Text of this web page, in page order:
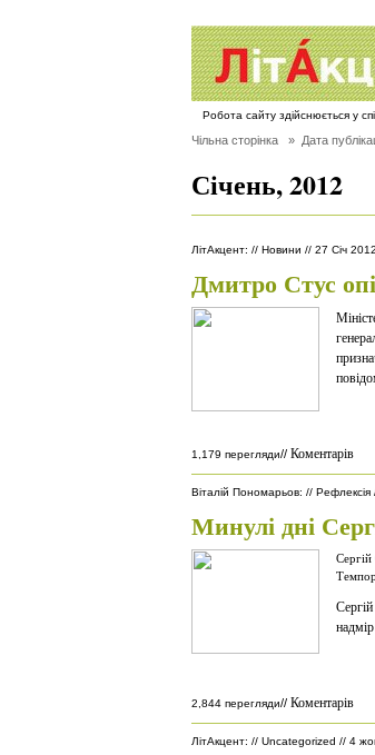
Робота сайту здійснюється у
Чільна сторінка » Дата
Січень, 2012
ЛітАкцент: // Новини // 27 Січ
Дмитро Стус
1,179 перегляди// Коментарів
Віталій Пономарьов: // Рефлексія
Минулі дні
2,844 перегляди// Коментарів
ЛітАкцент: // Uncategorized // 4